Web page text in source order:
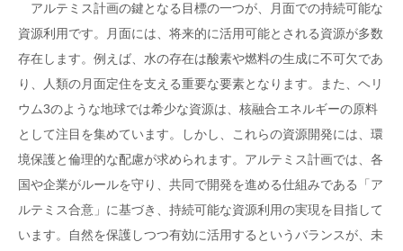
アルテミス計画の鍵となる目標の一つが、月面での持続可能な
資源利用です。月面には、将来的に活用可能とされる資源が多数
存在します。例えば、水の存在は酸素や燃料の生成に不可欠であ
り、人類の月面定住を支える重要な要素となります。また、ヘリ
ウム3のような地球では希少な資源は、核融合エネルギーの原料
として注目を集めています。しかし、これらの資源開発には、環
境保護と倫理的な配慮が求められます。アルテミス計画では、各
国や企業がルールを守り、共同で開発を進める仕組みである「ア
ルテミス合意」に基づき、持続可能な資源利用の実現を目指して
います。自然を保護しつつ有効に活用するというバランスが、未